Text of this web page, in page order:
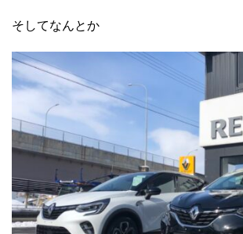
そしてなんとか